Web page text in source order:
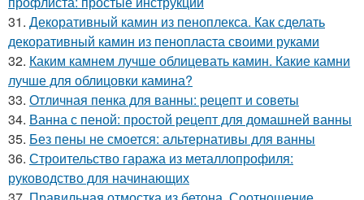
31. Декоративный камин из пеноплекса. Как сделать
декоративный камин из пенопласта своими руками
32. Каким камнем лучше облицевать камин. Какие камни
лучше для облицовки камина?
33. Отличная пенка для ванны: рецепт и советы
34. Ванна с пеной: простой рецепт для домашней ванны
35. Без пены не смоется: альтернативы для ванны
36. Строительство гаража из металлопрофиля:
руководство для начинающих